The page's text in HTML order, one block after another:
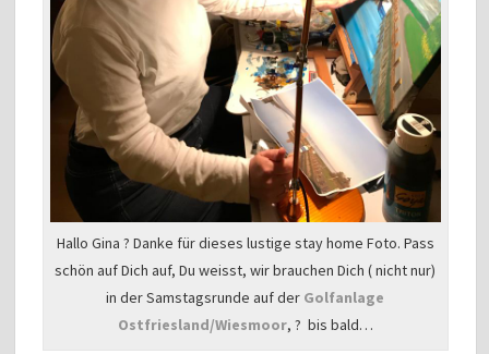
Hallo Gina ? Danke für dieses lustige stay home Foto. Pass
schön auf Dich auf, Du weisst, wir brauchen Dich ( nicht nur)
in der Samstagsrunde auf der Golfanlage
Ostfriesland/Wiesmoor, ? bis bald…